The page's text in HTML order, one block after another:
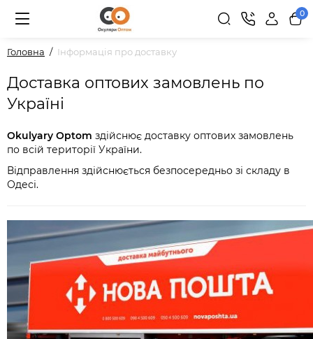
0
Головна Інформація про доставку
Доставка оптових замовлень по
Україні
Okulyary Optom здійснює доставку оптових замовлень
по всій території України.
Відправлення здійснюється безпосередньо зі складу в
Одесі.